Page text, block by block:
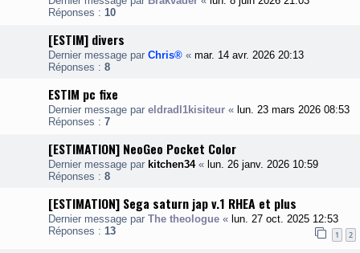
Réponses : 10
[ESTIM] divers
Dernier message par Chris® « mar. 14 avr. 2026 20:13
Réponses : 8
ESTIM pc fixe
Dernier message par eldradl1kisiteur « lun. 23 mars 2026 08:53
Réponses : 7
[ESTIMATION] NeoGeo Pocket Color
Dernier message par kitchen34« lun. 26 janv. 2026 10:59
Réponses : 8
[ESTIMATION] Sega saturn jap v.1 RHEA et plus
Dernier message par The theologue « lun. 27 oct. 2025 12:53
Réponses : 13 1 2